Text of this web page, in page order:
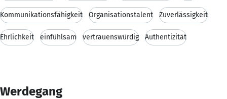
Kommunikationsfähigkeit Organisationstalent Zuverlässigkeit
Ehrlichkeit einfühlsam vertrauenswürdig Authentizität
Werdegang